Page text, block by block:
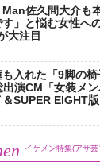
佐久間大介も
す」と悩む女性へ
大注目
も入れた「9脚の
演CM「女装メ
＆SUPER EIGHT
イケメン特集(アサ